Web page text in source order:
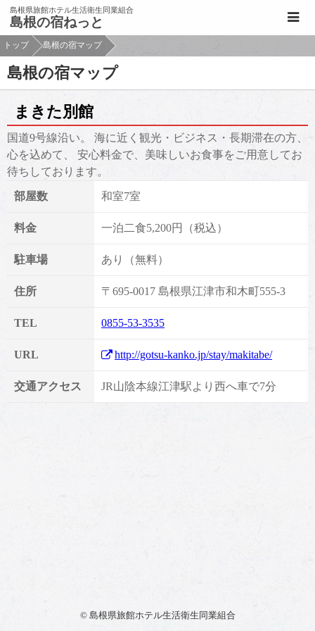
このページの本文へ移動
島根県旅館ホテル生活衛生同業組合
島根の宿ねっと
トップ 島根の宿マップ
島根の宿マップ
まきた別館
国道9号線沿い。 海に近く観光・ビジネス・長期滞在の方、
心を込めて、 安心料金で、美味しいお食事をご用意してお
待ちしております。
部屋数 和室7室
料金 一泊二食5,200円（税込）
駐車場 あり（無料）
住所 〒695-0017 島根県江津市和木町555-3
TEL 0855-53-3535
URL http://gotsu-kanko.jp/stay/makitabe/
交通アクセス JR山陰本線江津駅より西へ車で7分
© 島根県旅館ホテル生活衛生同業組合